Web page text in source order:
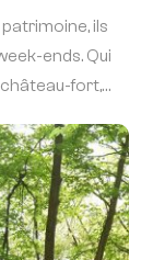
ils
ends. Qui
château-fort,
? Ce sont des
émotions,
de la chance en
plus richement